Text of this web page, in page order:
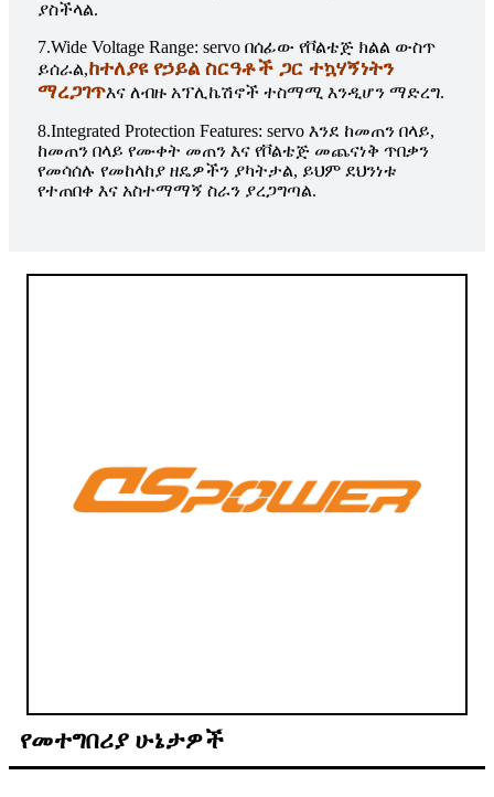
ያስችላል.
7.Wide Voltage Range: servo በሰፊው የቮልቴጅ ክልል ውስጥ
ይሰራል,ከተለያዩ የኃይል ስርዓቶች ጋር ተኳሃኝነትን
ማረጋገጥእና ለብዙ አፕሊኬሽኖች ተስማሚ እንዲሆን ማድረግ.
8.Integrated Protection Features: servo እንደ ከመጠን በላይ,
ከመጠን በላይ የሙቀት መጠን እና የቮልቴጅ መጨናነቅ ጥበቃን
የመሳሰሉ የመከላከያ ዘዴዎችን ያካትታል, ይህም ደህንነቱ
የተጠበቀ እና አስተማማኝ ስራን ያረጋግጣል.
የመተግበሪያ ሁኔታዎች